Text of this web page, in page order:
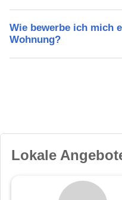
Wie bewerbe ich mich
Wohnung?
Lokale